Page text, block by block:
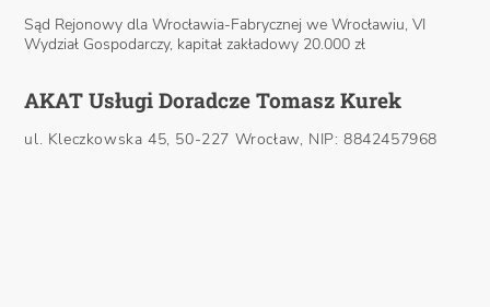
Sąd Rejonowy dla Wrocławia-Fabrycznej we Wrocławiu, VI
Wydział Gospodarczy, kapitał zakładowy 20.000 zł
AKAT Usługi Doradcze Tomasz Kurek
ul. Kleczkowska 45, 50-227 Wrocław, NIP: 8842457968